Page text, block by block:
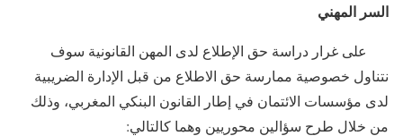
السر المهني
على غرار دراسة حق الإطلاع لدى المهن القانونية سوف
نتناول خصوصية ممارسة حق الاطلاع من قبل الإدارة الضريبية
لدى مؤسسات الائتمان في إطار القانون البنكي المغربي، وذلك
من خلال طرح سؤالين محوريين وهما كالتالي: